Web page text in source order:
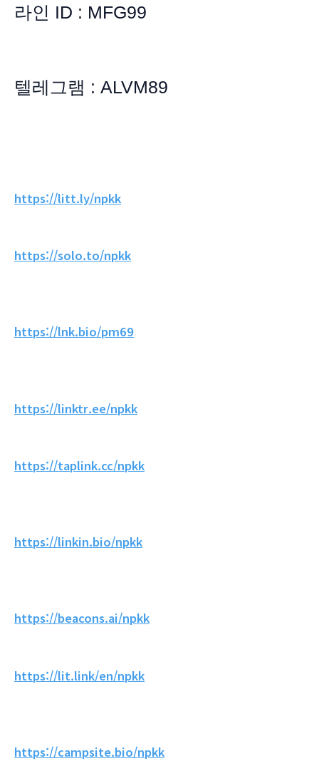
라인 ID : MFG99
텔레그램 : ALVM89
https://litt.ly/npkk
https://solo.to/npkk
https://lnk.bio/pm69
https://linktr.ee/npkk
https://taplink.cc/npkk
https://linkin.bio/npkk
https://beacons.ai/npkk
https://lit.link/en/npkk
https://campsite.bio/npkk